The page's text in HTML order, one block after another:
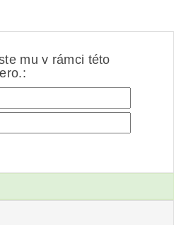
mu v rámci této